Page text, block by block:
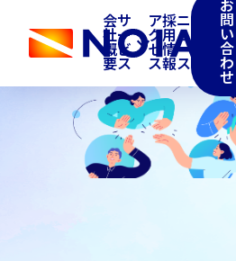
会
社
概
要
サ
ー
ビ
ス
ア
ク
セ
ス
採
用
情
報
ニ
ュ
ー
ス
お
問
い
合
わ
せ